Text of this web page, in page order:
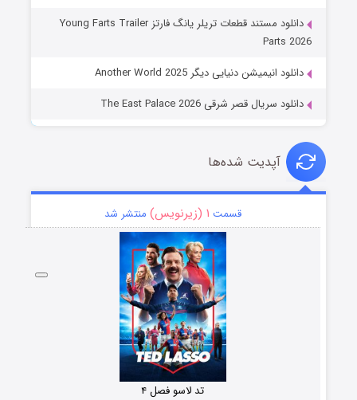
دانلود مستند قطعات تریلر یانگ فارتز Young Farts Trailer
Parts 2026
دانلود انیمیشن دنیایی دیگر Another World 2025
دانلود سریال قصر شرقی The East Palace 2026
آپدیت شده‌ها
قسمت ۱ (زیرنویس) منتشر شد
تد لاسو فصل ۴